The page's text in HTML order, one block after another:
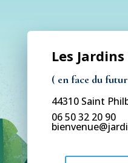
Les
( en face du
44310 Saint
06 50 32 20 90